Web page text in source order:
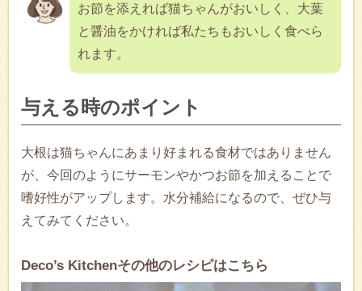
お節を添えれば猫ちゃんがおいしく、大葉
と醤油をかければ私たちもおいしく食べら
れます。
与える時のポイント
大根は猫ちゃんにあまり好まれる食材ではありません
が、今回のようにサーモンやかつお節を加えることで
嗜好性がアップします。水分補給になるので、ぜひ与
えてみてください。
Deco’s Kitchenその他のレシピはこちら